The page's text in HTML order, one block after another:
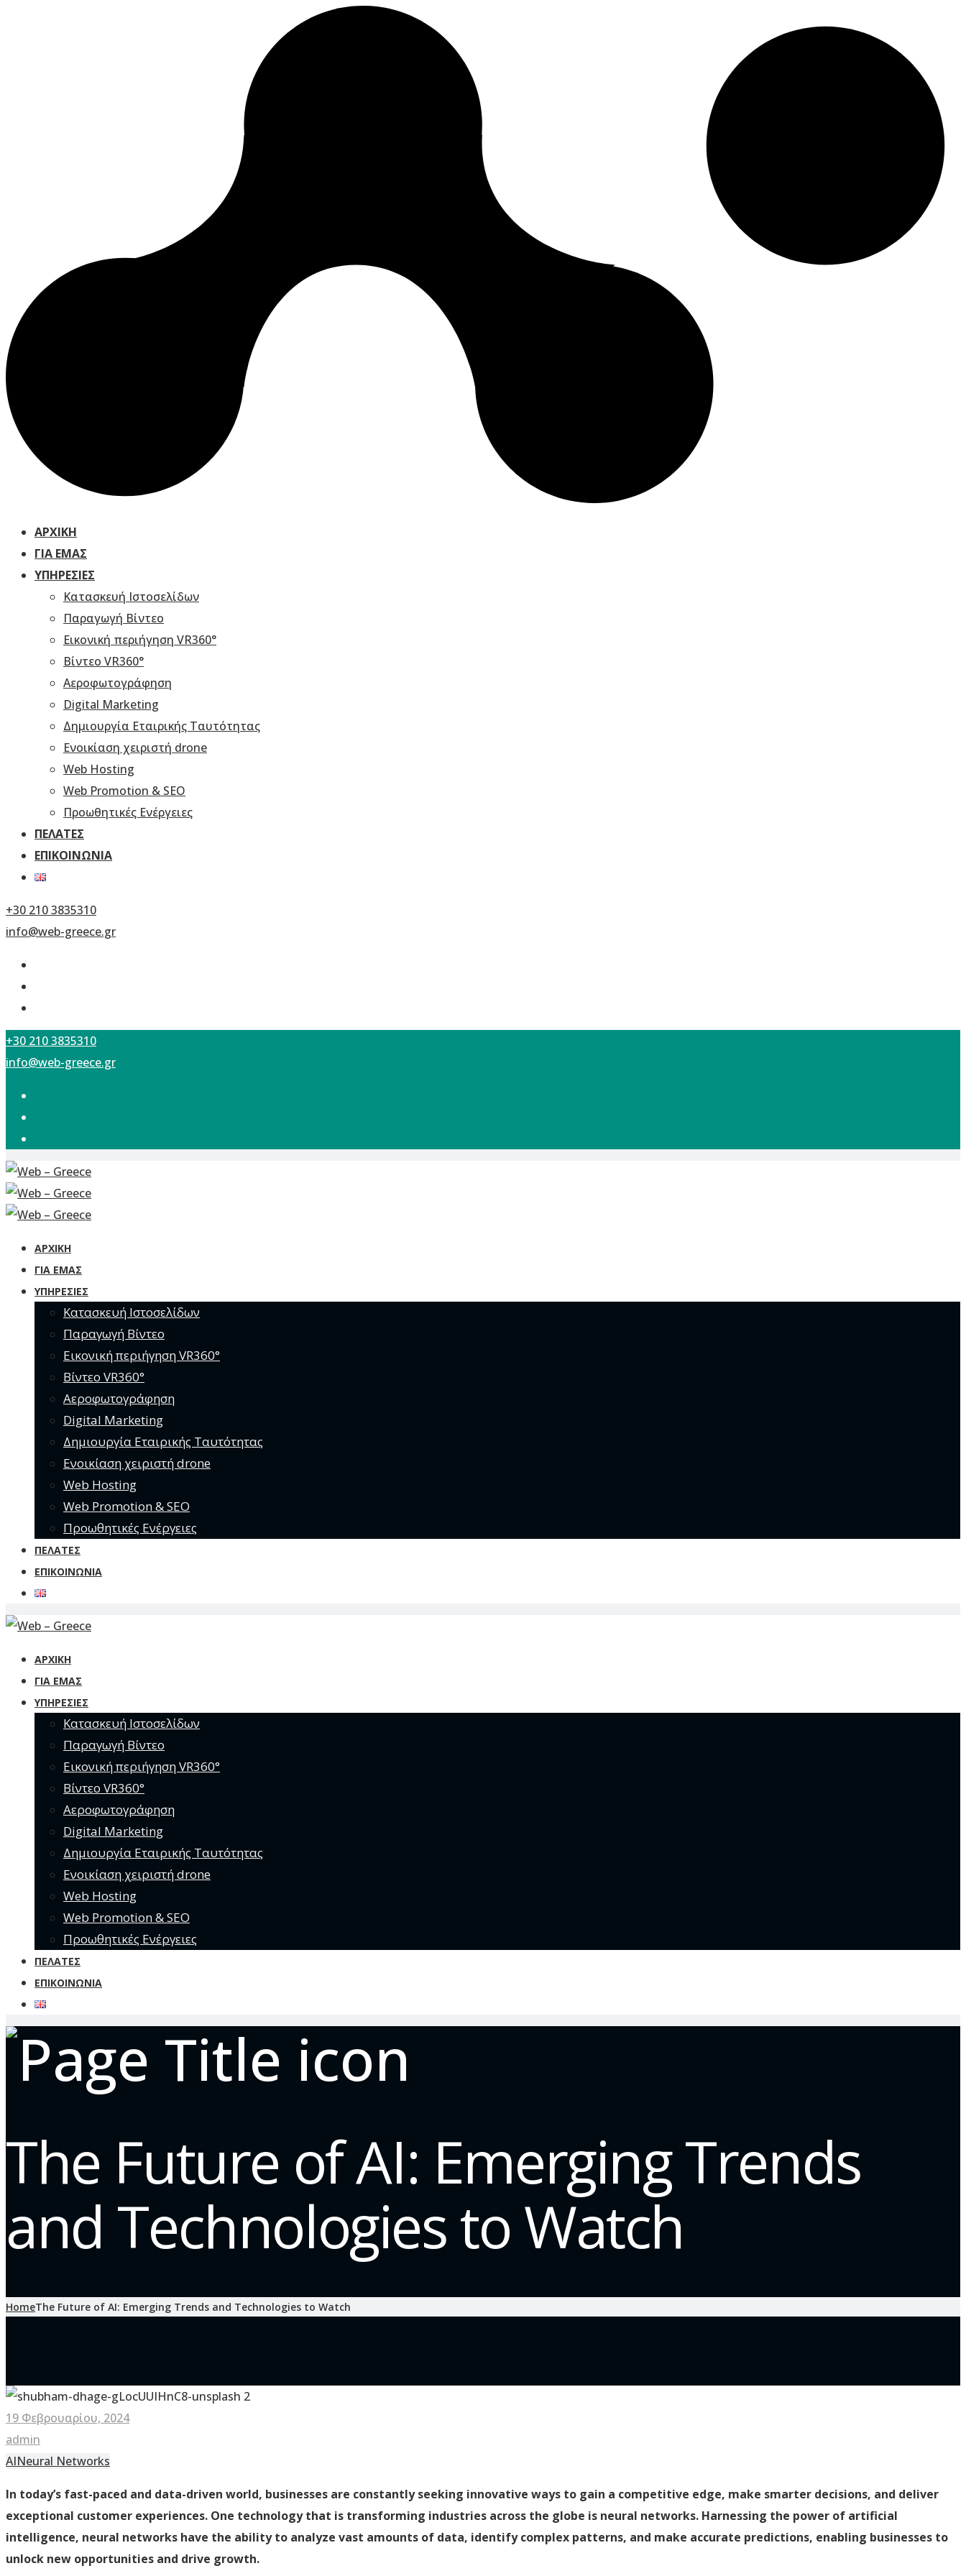
ΑΡΧΙΚΗ
ΓΙΑ ΕΜΆΣ
ΥΠΗΡΕΣΊΕΣ
Κατασκευή Ιστοσελίδων
Παραγωγή Βίντεο
Εικονική περιήγηση VR360°
Βίντεο VR360°
Αεροφωτογράφηση
Digital Marketing
Δημιουργία Εταιρικής Ταυτότητας
Ενοικίαση χειριστή drone
Web Hosting
Web Promotion & SEO
Προωθητικές Ενέργειες
ΠΕΛΆΤΕΣ
ΕΠΙΚΟΙΝΩΝΊΑ
+30 210 3835310
info@web-greece.gr
+30 210 3835310
info@web-greece.gr
ΑΡΧΙΚΗ
ΓΙΑ ΕΜΆΣ
ΥΠΗΡΕΣΊΕΣ
Κατασκευή Ιστοσελίδων
Παραγωγή Βίντεο
Εικονική περιήγηση VR360°
Βίντεο VR360°
Αεροφωτογράφηση
Digital Marketing
Δημιουργία Εταιρικής Ταυτότητας
Ενοικίαση χειριστή drone
Web Hosting
Web Promotion & SEO
Προωθητικές Ενέργειες
ΠΕΛΆΤΕΣ
ΕΠΙΚΟΙΝΩΝΊΑ
ΑΡΧΙΚΗ
ΓΙΑ ΕΜΆΣ
ΥΠΗΡΕΣΊΕΣ
Κατασκευή Ιστοσελίδων
Παραγωγή Βίντεο
Εικονική περιήγηση VR360°
Βίντεο VR360°
Αεροφωτογράφηση
Digital Marketing
Δημιουργία Εταιρικής Ταυτότητας
Ενοικίαση χειριστή drone
Web Hosting
Web Promotion & SEO
Προωθητικές Ενέργειες
ΠΕΛΆΤΕΣ
ΕΠΙΚΟΙΝΩΝΊΑ
The Future of AI: Emerging Trends
and Technologies to Watch
HomeThe Future of AI: Emerging Trends and Technologies to Watch
19 Φεβρουαρίου, 2024
admin
AINeural Networks
In today’s fast-paced and data-driven world, businesses are constantly seeking innovative ways to gain a competitive edge, make smarter decisions, and deliver
exceptional customer experiences. One technology that is transforming industries across the globe is neural networks. Harnessing the power of artificial
intelligence, neural networks have the ability to analyze vast amounts of data, identify complex patterns, and make accurate predictions, enabling businesses to
unlock new opportunities and drive growth.